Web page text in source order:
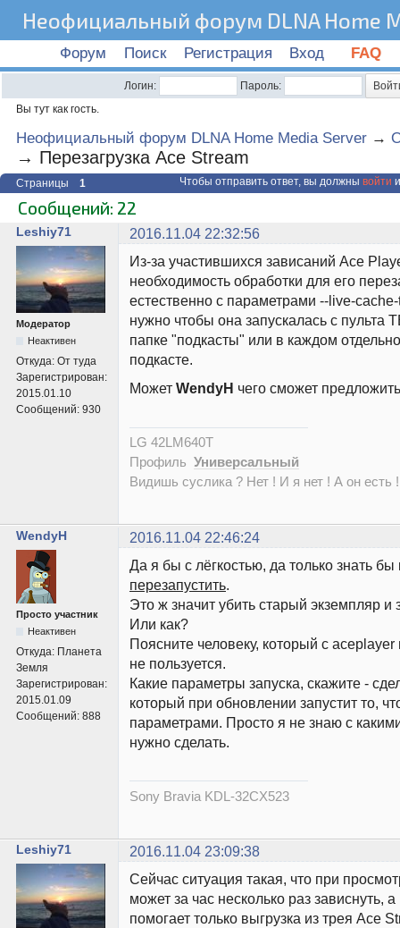
Неофициальный форум DLNA Home
Форум Поиск Регистрация Вход FAQ
Логин:
Пароль:
Вы тут как гость.
Неофициальный форум DLNA Home Media Server →
→ Перезагрузка Ace Stream
Страницы 1 Чтобы отправить ответ, вы должны войти
Сообщений: 22
Leshiy71 2016.11.04 22:32:56
Модератор
Неактивен
Откуда: От туда
Зарегистрирован:
2015.01.10
Сообщений: 930
Из-за участившихся зависаний Ace
необходимость обработки для его
естественно с параметрами --live-
нужно чтобы она запускалась с пульта
папке "подкасты" или в каждом
подкасте.
Может WendyH чего сможет
LG 42LM640T
Профиль Универсальный
Видишь суслика ? Нет ! И я нет ! А он есть
WendyH 2016.11.04 22:46:24
Просто участник
Неактивен
Откуда: Планета
Земля
Зарегистрирован:
2015.01.09
Сообщений: 888
Да я бы с лёгкостью, да только знать бы
перезапустить.
Это ж значит убить старый экземпляр и
Или как?
Поясните человеку, который с
не пользуется.
Какие параметры запуска, скажите -
который при обновлении запустит то,
параметрами. Просто я не знаю с
нужно сделать.
Sony Bravia KDL-32CX523
Leshiy71 2016.11.04 23:09:38
Сейчас ситуация такая, что при
может за час несколько раз зависнуть,
помогает только выгрузка из трея Ace